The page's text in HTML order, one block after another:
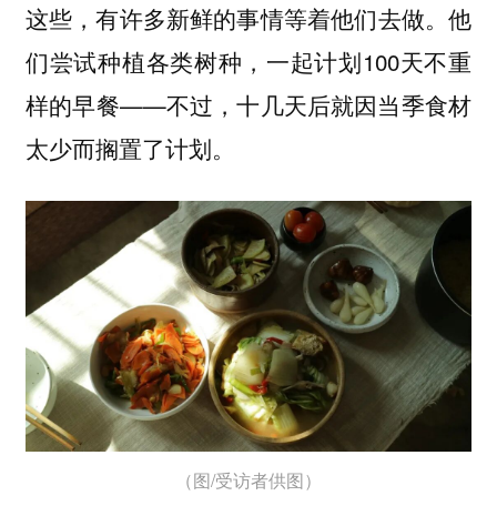
这些，有许多新鲜的事情等着他们去做。他
们尝试种植各类树种，一起计划100天不重
样的早餐——不过，十几天后就因当季食材
太少而搁置了计划。
（图/受访者供图）